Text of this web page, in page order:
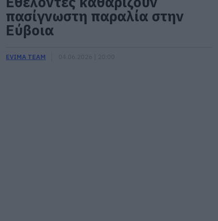
πασίγνωστη παραλία στην
Εύβοια
EVIMA TEAM